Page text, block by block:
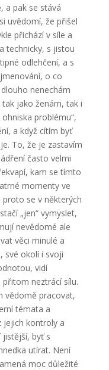
a pak se stává
uvědomí, že přišel
přichází v síle a
technicky, s jistou
odlehčení, a s
o co
nenechám
jako ženám, tak i
problému“,
a když cítím byť
To, že je zastavím
často velmi
kam se tímto
momenty ve
se v některých
„jen“ vymyslet,
nevědomé ale
věci minulé a
své okolí i svoji
vidí
neztrácí sílu.
vědomě pracovat,
témata a
jejich kontroly a
jistější, byť s
utírat. Není
moc důležité